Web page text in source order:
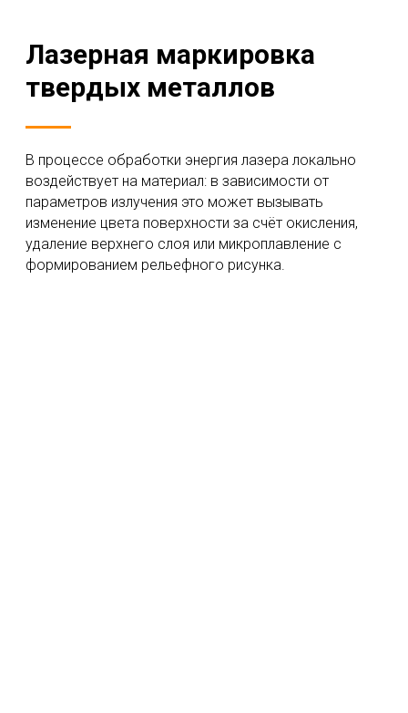
Лазерная маркировка
твердых металлов
В процессе обработки энергия лазера локально
воздействует на материал: в зависимости от
параметров излучения это может вызывать
изменение цвета поверхности за счёт окисления,
удаление верхнего слоя или микроплавление с
формированием рельефного рисунка.